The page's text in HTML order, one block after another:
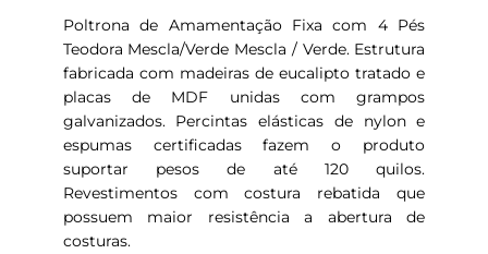
Poltrona de Amamentação Fixa com 4 Pés
Teodora Mescla/Verde Mescla / Verde. Estrutura
fabricada com madeiras de eucalipto tratado e
placas de MDF unidas com grampos
galvanizados. Percintas elásticas de nylon e
espumas certificadas fazem o produto
suportar pesos de até 120 quilos.
Revestimentos com costura rebatida que
possuem maior resistência a abertura de
costuras.